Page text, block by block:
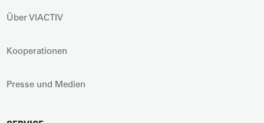
Über VIACTIV
Kooperationen
Presse und Medien